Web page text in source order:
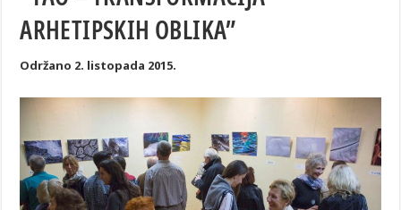
ARHETIPSKIH OBLIKA”
Održano 2. listopada 2015.